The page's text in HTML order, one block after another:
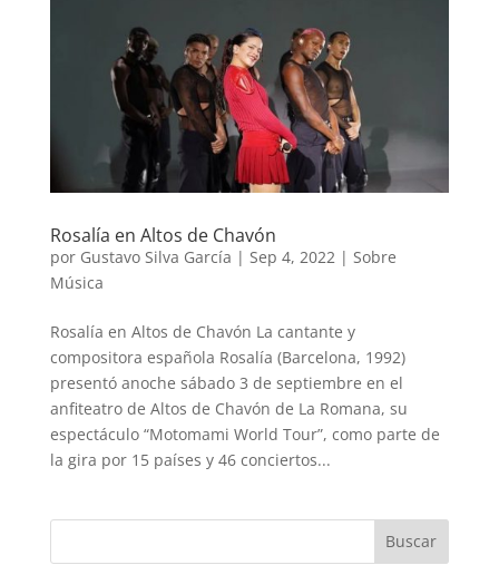
Rosalía en Altos de Chavón
por Gustavo Silva García | Sep 4, 2022 | Sobre
Música
Rosalía en Altos de Chavón La cantante y
compositora española Rosalía (Barcelona, 1992)
presentó anoche sábado 3 de septiembre en el
anfiteatro de Altos de Chavón de La Romana, su
espectáculo “Motomami World Tour”, como parte de
la gira por 15 países y 46 conciertos...
Buscar